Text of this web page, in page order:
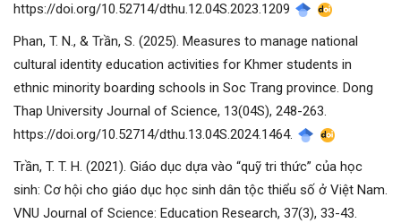
https://doi.org/10.52714/dthu.12.04S.2023.1209
Phan, T. N., & Trần, S. (2025). Measures to manage national
cultural identity education activities for Khmer students in
ethnic minority boarding schools in Soc Trang province. Dong
Thap University Journal of Science, 13(04S), 248-263.
https://doi.org/10.52714/dthu.13.04S.2024.1464.
Trần, T. T. H. (2021). Giáo dục dựa vào “quỹ tri thức” của học
sinh: Cơ hội cho giáo dục học sinh dân tộc thiểu số ở Việt Nam.
VNU Journal of Science: Education Research, 37(3), 33-43.